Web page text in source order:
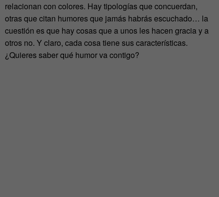
relacionan con colores. Hay tipologías que concuerdan,
otras que citan humores que jamás habrás escuchado… la
cuestión es que hay cosas que a unos les hacen gracia y a
otros no. Y claro, cada cosa tiene sus características.
¿Quieres saber qué humor va contigo?